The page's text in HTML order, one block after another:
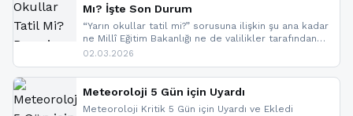
Mı? İşte Son Durum
“Yarın okullar tatil mi?” sorusuna ilişkin şu ana kadar
ne Millî Eğitim Bakanlığı ne de valilikler tarafından
yapılmış resmi bir tatil açıklaması bulunmamaktadır.
paylaşacağız. En hızlı şekilde haberdar olmak için
sitemizi takip edebilir ve bildirimleri açabilirsiniz.
02.03.2026
Meteoroloji 5 Gün için Uyardı
Meteoroloji Kritik 5 Gün için Uyardı ve Ekledi